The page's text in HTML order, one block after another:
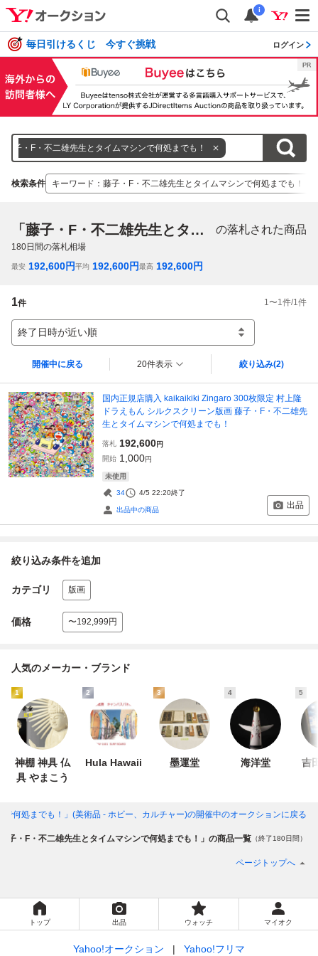
i
毎日引けるくじ 今すぐ挑戦 ログイン
藤子・F・不二雄先生とタイムマシンで何処までも！
検索条件 キーワード ： 藤子・F・不二雄先生とタイムマシンで何処までも！
「藤子・F・不二雄先生とタイムマシンで何処までも！」 の落札された商品
180日間の落札相場
最安 192,600円平均 192,600円最高 192,600円
1件 1 〜1 件/1 件
終了日時が近い順
開催中に戻る 20件表示 絞り込み(2)
国内正規店購入 kaikaikiki Zingaro 300枚限定 村上隆
ドラえもん シルクスクリーン版画 藤子・F・不二雄先
生とタイムマシンで何処までも！
落札 192,600円
開始 1,000円
未使用
34 4/5 22:20終了
出品中の商品 出品
絞り込み条件を追加
カテゴリ 版画
価格 〜192,999円
人気のメーカー・ブランド
1
神棚 神具 仏
具 やまこう
2
Hula Hawaii
3
墨運堂
4
海洋堂
5
吉
何処までも！」(美術品 - ホビー、カルチャー)の開催中のオークションに戻る
子・F・不二雄先生とタイムマシンで何処までも！」の商品一覧 （終了180日間）
ページトップへ
トップ 出品 ウォッチ マイオク
Yahoo!オークション Yahoo!フリマ